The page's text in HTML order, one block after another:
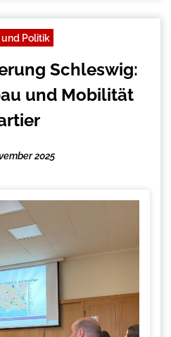
Politik
Schleswig:
und Mobilität
2025